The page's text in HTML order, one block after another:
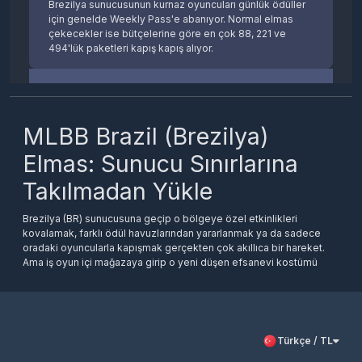
Brezilya sunucusunun kurnaz oyuncuları günlük ödüller
için genelde Weekly Pass'e abanıyor. Normal elmas
çekecekler ise bütçelerine göre en çok 88, 221 ve
494'lük paketleri kapış kapış alıyor.
Kesinlikle için rahat olsun. Ödemeni PayTR
güvencesiyle 3D Secure üzerinden yapıyorsun. Bize
hesap şifreni falan da vermediğin için güvenlik
konusunda kafanda en ufak bir soru işareti kalmasın.
Brazil hesabına elmas yüklemek için şifre
gerekiyor mu?
MLBB Brazil (Brezilya)
Elmas: Sunucu Sınırlarına
Takılmadan Yükle
Brezilya (BR) sunucusuna geçip o bölgeye özel etkinlikleri
kovalamak, farklı ödül havuzlarından yararlanmak ya da sadece
oradaki oyuncularla kapışmak gerçekten çok akıllıca bir hareket.
Ama iş oyun içi mağazaya girip o yeni düşen efsanevi kostümü
oynayıp hesabını Brezilya sunucusuna taşıyan kurnaz oyuncuların
imdadına biz yetişiyoruz. Hiçbir yurt dışı engeline veya ödeme
Türkçe / TL